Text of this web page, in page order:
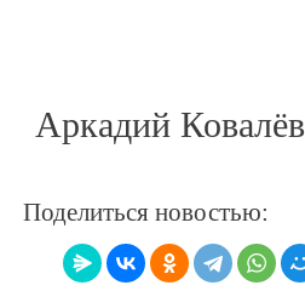
Аркадий Ковалёв
Поделиться новостью: